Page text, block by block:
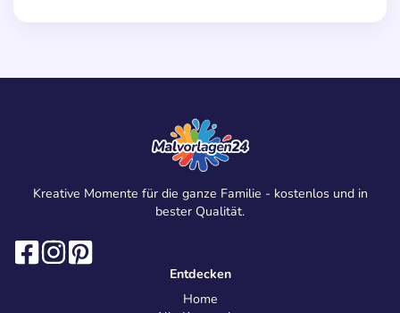
Kreative Momente für die ganze Familie - kostenlos und in
bester Qualität.
Entdecken
Home